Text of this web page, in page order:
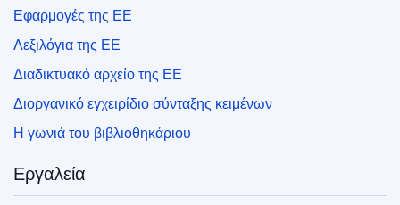
Εφαρμογές της ΕΕ
Λεξιλόγια της ΕΕ
Διαδικτυακό αρχείο της ΕΕ
Διοργανικό εγχειρίδιο σύνταξης κειμένων
Η γωνιά του βιβλιοθηκάριου
Εργαλεία